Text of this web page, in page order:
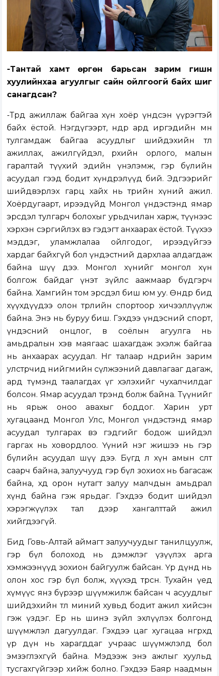
-Тантай хамт өргөн барьсан зарим гишүүн
хуулийнхаа агуулгыг сайн ойлгоогүй байх шиг
санагдсан?
-Төрд ажиллаж байгаа хүн хоёр үндсэн үүрэгтэй
байх ёстой. Нэгдүгээрт, өнөөдөр ард иргэдийн өмнө
тулгамдаж байгаа асуудлыг шийдэхийн төлөө
ажиллах, ажилгүйдэл, өрхийн орлого, малын
гаралтай түүхий эдийн үнэлэмж, гэр бүлийн
асуудал гээд бодит хүндрэлүүд бий. Эдгээрийг
шийдвэрлэх гарц хайх нь төрийн хүний ажил.
Хоёрдугаарт, ирээдүйд Монгол үндэстэнд ямар
эрсдэл тулгарч болохыг урьдчилан харж, түүнээс
хэрхэн сэргийлэх вэ гэдэгт анхаарах ёстой. Түүхээ
мэддэг, уламжлалаа ойлгодог, ирээдүйгээ
хардаг байхгүй бол үндэстний дархлаа алдагдаж
байна шүү дээ. Монгол хүнийг монгол хүн
болгож байдаг үнэт зүйлс аажмаар бүдгэрч
байна. Хамгийн том эрсдэл биш юм уу. Өнөөдөр бид
хүүхдүүдээ олон төрлийн спортоор хичээллүүлж
байна. Энэ нь буруу биш. Гэхдээ үндэсний спорт,
үндэсний онцлог, өв соёлын агуулга нь
амьдралын хэв маягаас шахагдаж эхэлж байгаа
нь анхаарах асуудал. Нөгөө талаар өнөөдрийн зарим
улстөрчид нийгмийн сүлжээний давлагааг дагаж,
ард түмэнд таалагдах үг хэлэхийг чухалчилдаг
болсон. Ямар асуудал трэнд болж байна. Түүнийг
нь ярьж оноо авахыг боддог. Харин урт
хугацаанд Монгол Улс, Монгол үндэстэнд ямар
асуудал тулгарах вэ гэдгийг бодож шийдэл
гаргах нь ховордлоо. Үүний нэг жишээ нь гэр
бүлийн асуудал шүү дээ. Бүгд л хүн амын өсөлт
саарч байна, залуучууд гэр бүл зохиох нь багасаж
байна, хөдөө орон нутагт залуу малчдын амьдрал
хүнд байна гэж ярьдаг. Гэхдээ бодит шийдэл
хэрэгжүүлэх тал дээр хангалттай ажил
хийгдээгүй.
Бид Говь-Алтай аймагт залуучуудыг танилцуулж,
гэр бүл болоход нь дэмжлэг үзүүлэх арга
хэмжээнүүд зохион байгуулж байсан. Үр дүнд нь
олон хос гэр бүл болж, хүүхэд төрсөн. Тухайн үед
хүмүүс янз бүрээр шүүмжилж байсан ч асуудлыг
шийдэхийн төлөө миний хувьд бодит ажил хийсэн
гэж үздэг. Ер нь шинэ зүйл эхлүүлэх болгонд
шүүмжлэл дагуулдаг. Гэхдээ цаг хугацаа өнгөрөхөд
үр дүн нь харагддаг учраас шүүмжлэлд бол
эмзэглэхгүй байна. Мэдээж энэ ажлыг хуульд
тусгахгүйгээр хийж болно. Гэхдээ Баяр наадмын